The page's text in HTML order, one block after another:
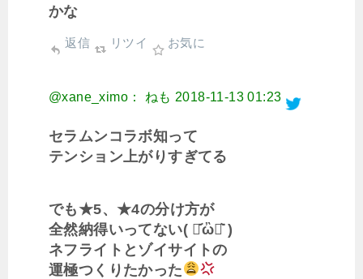
かな
返信 リツイ お気に
@xane_ximo： ねも 2018-11-13 01:23
セラムンコラボ知って
テンション上がりすぎてる
でも★5、★4の分け方が
全然納得いってない( ･᷄ὢ･᷅ )
ネフライトとゾイサイトの
運極つくりたかった